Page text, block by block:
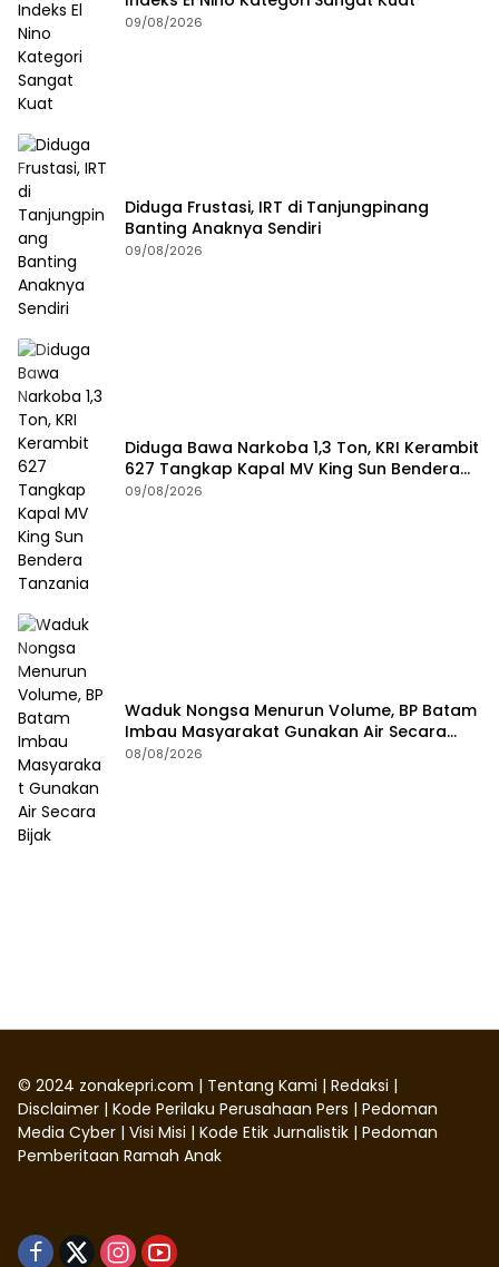
09/08/2026
Diduga Frustasi, IRT di Tanjungpinang
Banting Anaknya Sendiri
09/08/2026
Diduga Bawa Narkoba 1,3 Ton, KRI Kerambit
627 Tangkap Kapal MV King Sun Bendera
Tanzania
09/08/2026
Waduk Nongsa Menurun Volume, BP Batam
Imbau Masyarakat Gunakan Air Secara
Bijak
08/08/2026
© 2024 zonakepri.com | Tentang Kami | Redaksi |
Disclaimer | Kode Perilaku Perusahaan Pers | Pedoman
Media Cyber | Visi Misi | Kode Etik Jurnalistik | Pedoman
Pemberitaan Ramah Anak